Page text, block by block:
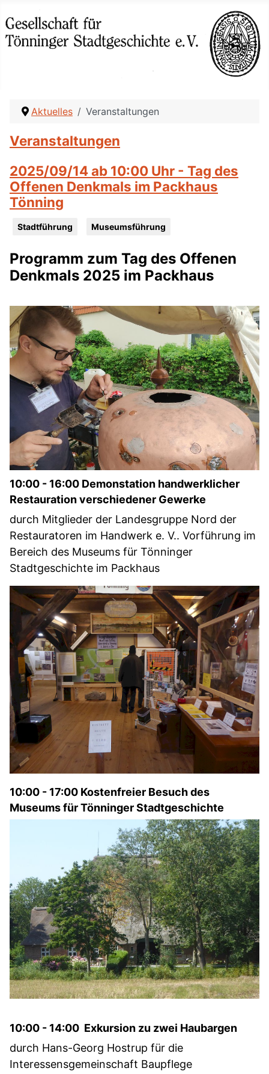
Aktuelles Veranstaltungen
Veranstaltungen
2025/09/14 ab 10:00 Uhr - Tag des
Offenen Denkmals im Packhaus
Tönning
Stadtführung Museumsführung
Programm zum Tag des Offenen
Denkmals 2025 im Packhaus
10:00 - 16:00 Demonstation handwerklicher
Restauration verschiedener Gewerke
durch Mitglieder der Landesgruppe Nord der
Restauratoren im Handwerk e. V.. Vorführung im
Bereich des Museums für Tönninger
Stadtgeschichte im Packhaus
10:00 - 17:00 Kostenfreier Besuch des
Museums für Tönninger Stadtgeschichte
10:00 - 14:00 Exkursion zu zwei Haubargen
durch Hans-Georg Hostrup für die
Interessensgemeinschaft Baupflege